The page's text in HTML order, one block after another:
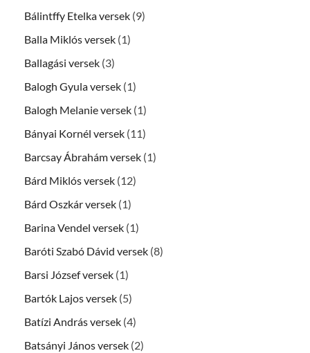
Bálintffy Etelka versek (9)
Balla Miklós versek (1)
Ballagási versek (3)
Balogh Gyula versek (1)
Balogh Melanie versek (1)
Bányai Kornél versek (11)
Barcsay Ábrahám versek (1)
Bárd Miklós versek (12)
Bárd Oszkár versek (1)
Barina Vendel versek (1)
Baróti Szabó Dávid versek (8)
Barsi József versek (1)
Bartók Lajos versek (5)
Batízi András versek (4)
Batsányi János versek (2)